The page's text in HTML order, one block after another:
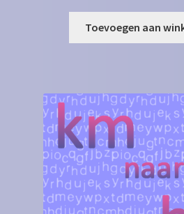
Toevoegen aan